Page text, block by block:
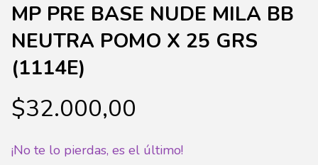
MP PRE BASE NUDE MILA BB
NEUTRA POMO X 25 GRS
(1114E)
$32.000,00
¡No te lo pierdas, es el último!